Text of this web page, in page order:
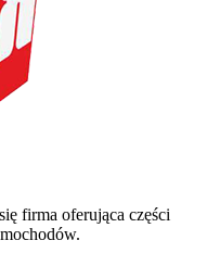
firma oferująca części